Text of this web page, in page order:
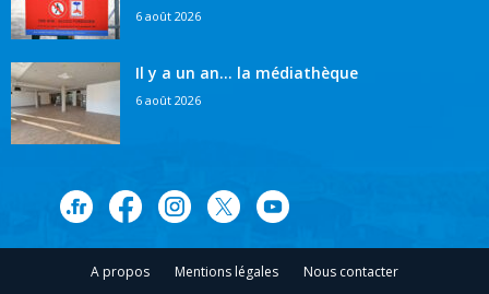
6 août 2026
Il y a un an… la médiathèque
6 août 2026
A propos Mentions légales Nous contacter